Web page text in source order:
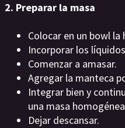
2. Preparar la masa
Colocar en un bowl la
Incorporar los
Comenzar a amasar.
Agregar la manteca
Integrar bien y
una masa
Dejar descansar.